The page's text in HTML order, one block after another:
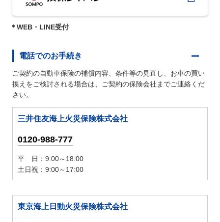
＊WEB・LINE受付
電話でのお手続き
ご契約の自動車保険の補償内容、条件等の見直し、お車の買い
換えをご検討される場合は、ご契約の保険会社までご連絡くだ
さい。
三井住友海上火災保険株式会社
0120-988-777
平 日：9:00～18:00
土日祝：9:00～17:00
東京海上日動火災保険株式会社